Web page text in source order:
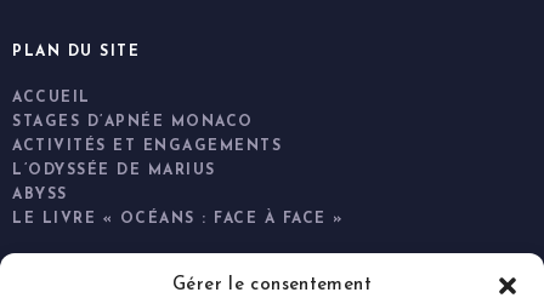
Gérer le consentement
PLAN DU SITE
ACCUEIL
STAGES D’APNÉE MONACO
ACTIVITÉS ET ENGAGEMENTS
L’ODYSSÉE DE MARIUS
ABYSS
LE LIVRE « OCÉANS : FACE À FACE »